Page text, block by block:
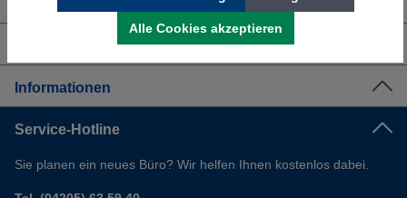
Über uns
Informationen
Service-Hotline
Sie planen ein neues Büro? Wir helfen Ihnen kostenlos dabei.
Alle Cookies akzeptieren